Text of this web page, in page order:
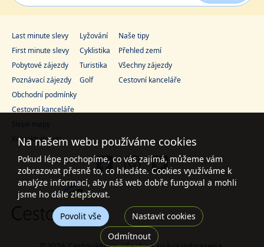
Last minute slevy
First minute slevy
Pobytové zájezdy
Poznávací zájezdy
Lyžování
Cyklistika
Turistika
Golf
Naše tipy
Přehled zemí
Všechny zájezdy
Cestovní kanceláře
Obchodní podmínky
Cestovní kanceláře
Slepé mapy
Kontaktujte nás
Na našem webu používáme cookies
Pokud lépe pochopíme, co vás zajímá, můžeme vám
zobrazovat přesně to, co hledáte. Cookies využíváme k
analýze informací, aby náš web dobře fungoval a mohli
jsme ho dále zlepšovat.
Povolit vše
Nastavit cookies
Odmítnout